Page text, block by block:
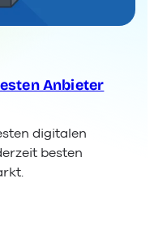
Anbieter
digitalen
besten